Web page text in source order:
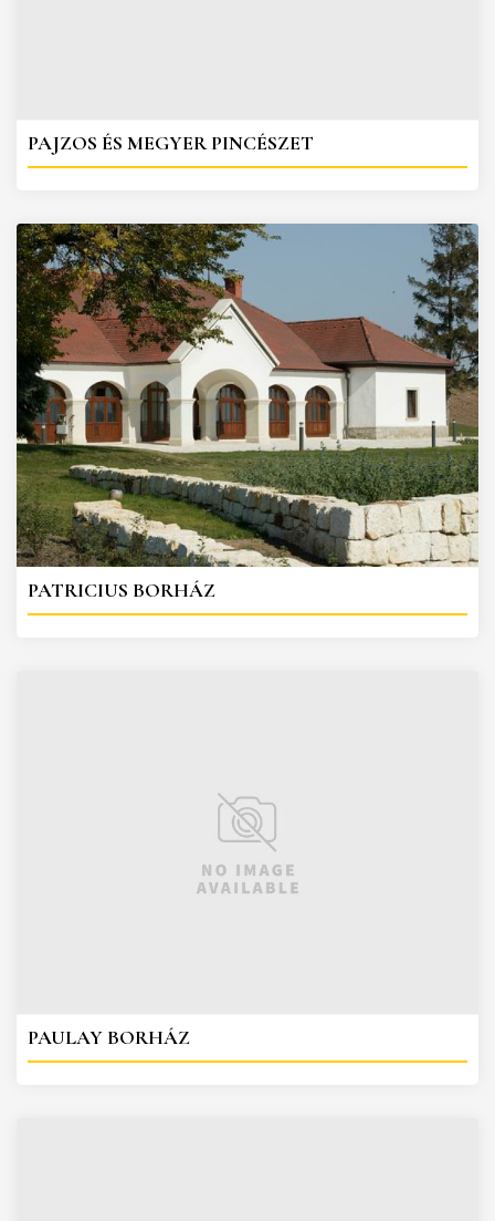
PAJZOS ÉS MEGYER PINCÉSZET
PATRICIUS BORHÁZ
PAULAY BORHÁZ